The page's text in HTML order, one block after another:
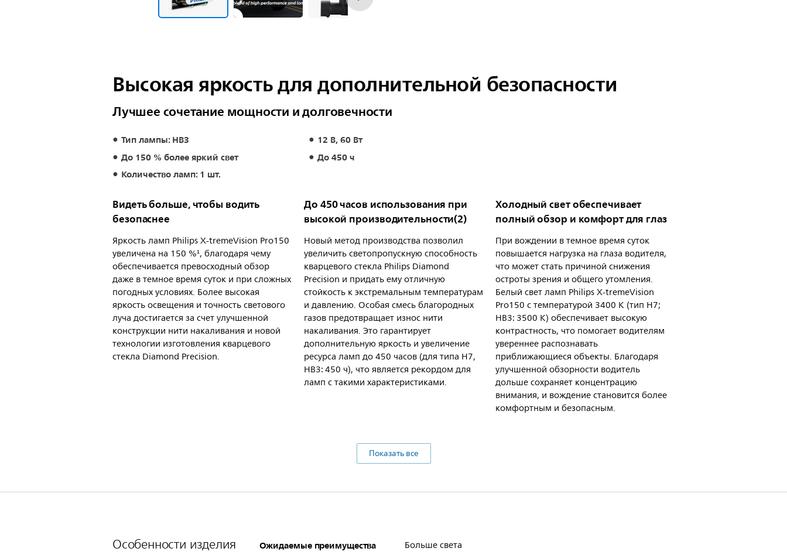
Высокая яркость для дополнительной безопасности
Лучшее сочетание мощности и долговечности
Тип лампы: HB3
12 В, 60 Вт
До 150 % более яркий свет
До 450 ч
Количество ламп: 1 шт.
Видеть больше, чтобы водить
безопаснее
Яркость ламп Philips X-tremeVision Pro150
увеличена на 150 %¹, благодаря чему
обеспечивается превосходный обзор
даже в темное время суток и при сложных
погодных условиях. Более высокая
яркость освещения и точность светового
луча достигается за счет улучшенной
конструкции нити накаливания и новой
технологии изготовления кварцевого
стекла Diamond Precision.
До 450 часов использования при
высокой производительности(2)
Новый метод производства позволил
увеличить светопропускную способность
кварцевого стекла Philips Diamond
Precision и придать ему отличную
стойкость к экстремальным температурам
и давлению. Особая смесь благородных
газов предотвращает износ нити
накаливания. Это гарантирует
дополнительную яркость и увеличение
ресурса ламп до 450 часов (для типа H7,
HB3: 450 ч), что является рекордом для
ламп с такими характеристиками.
Холодный свет обеспечивает
полный обзор и комфорт для глаз
При вождении в темное время суток
повышается нагрузка на глаза водителя,
что может стать причиной снижения
остроты зрения и общего утомления.
Белый свет ламп Philips X-tremeVision
Pro150 с температурой 3400 К (тип H7;
HB3: 3500 К) обеспечивает высокую
контрастность, что помогает водителям
увереннее распознавать
приближающиеся объекты. Благодаря
улучшенной обзорности водитель
дольше сохраняет концентрацию
внимания, и вождение становится более
комфортным и безопасным.
Показать все
Особенности изделия Ожидаемые преимущества Больше света